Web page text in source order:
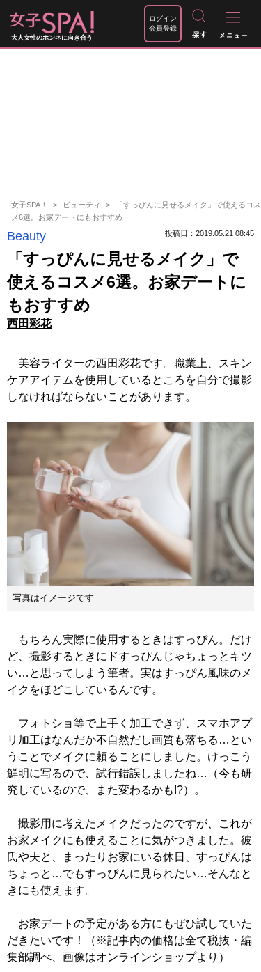
大人女性のホンネに向き合う
ログイン
会員登録
女子SPA！ ビューティ
「すっぴんに見せるメイク」で使えるコス
メ6選。お家デートにもおすすめ
Beauty 投稿日：2019.05.21 08:45
「すっぴんに見せるメイク」で
使えるコスメ6選。お家デートに
もおすすめ
西田彩花
美容ライターの西田彩花です。職業上、スキン
ケアアイテムを使用しているところを自分で撮影
しなければならないことがあります。
写真はイメージです
もちろん実際に使用するときはすっぴん。だけ
ど、撮影するときにドすっぴんじゃちょっとキツ
い…と思ってしまう筆者。実はすっぴん風味のメ
イクをほどこしているんです。
フォトショ等で上手く加工できず、スマホアプ
リ加工はなんだか不自然だし画質も落ちる…とい
うことでメイクに頼ることにしました。けっこう
鮮明に写るので、試行錯誤しましたね…（今も研
究しているので、また変わるかも!?）。
撮影用に考えたメイクだったのですが、これが
お家メイクにも使えることに気がつきました。彼
氏や夫と、まったりお家にいる休日、すっぴんは
ちょっと…でもすっぴんに見られたい…そんなと
きにも使えます。
お家デートの予定がある方にもぜひ試していた
だきたいです！（※記事内の価格は全て税抜・編
集部調べ、画像はオンラインショップより）